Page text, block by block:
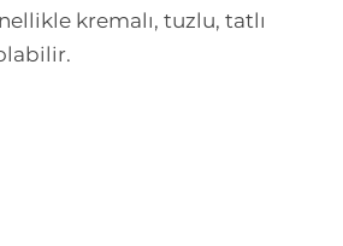
kremalı, tuzlu, tatlı